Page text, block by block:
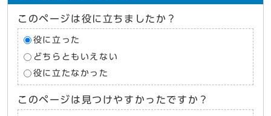
このページは役に立ちましたか？
役に立った
どちらともいえない
役に立たなかった
このページは見つけやすかったですか？